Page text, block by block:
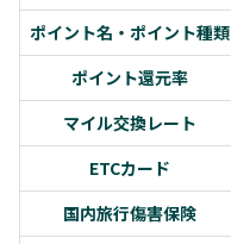
ポイント名・ポイント種類
ポイント還元率
マイル交換レート
ETCカード
国内旅行傷害保険